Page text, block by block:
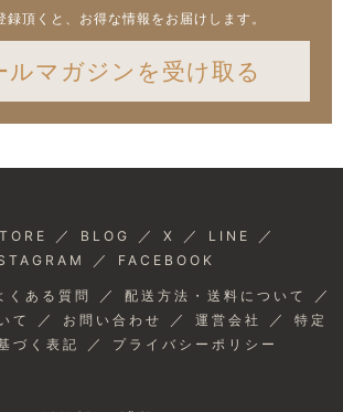
録頂くと、お得な情報をお届けします。
ルマガジンを受け取る
／ BLOG ／ X ／ LINE ／
／ FACEBOOK
くある質問 ／ 配送方法・送料について ／
て ／ お問い合わせ ／ 運営会社 ／ 特定
づく表記
／ プライバシーポリシー